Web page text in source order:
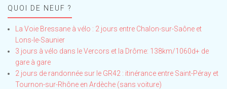
QUOI DE NEUF ?
La Voie Bressane à vélo : 2 jours entre Chalon-sur-Saône et
Lons-le-Saunier
3 jours à vélo dans le Vercors et la Drôme: 138km/1060d+ de
gare à gare
2 jours de randonnée sur le GR42 : itinérance entre Saint-Péray et
Tournon-sur-Rhône en Ardèche (sans voiture)